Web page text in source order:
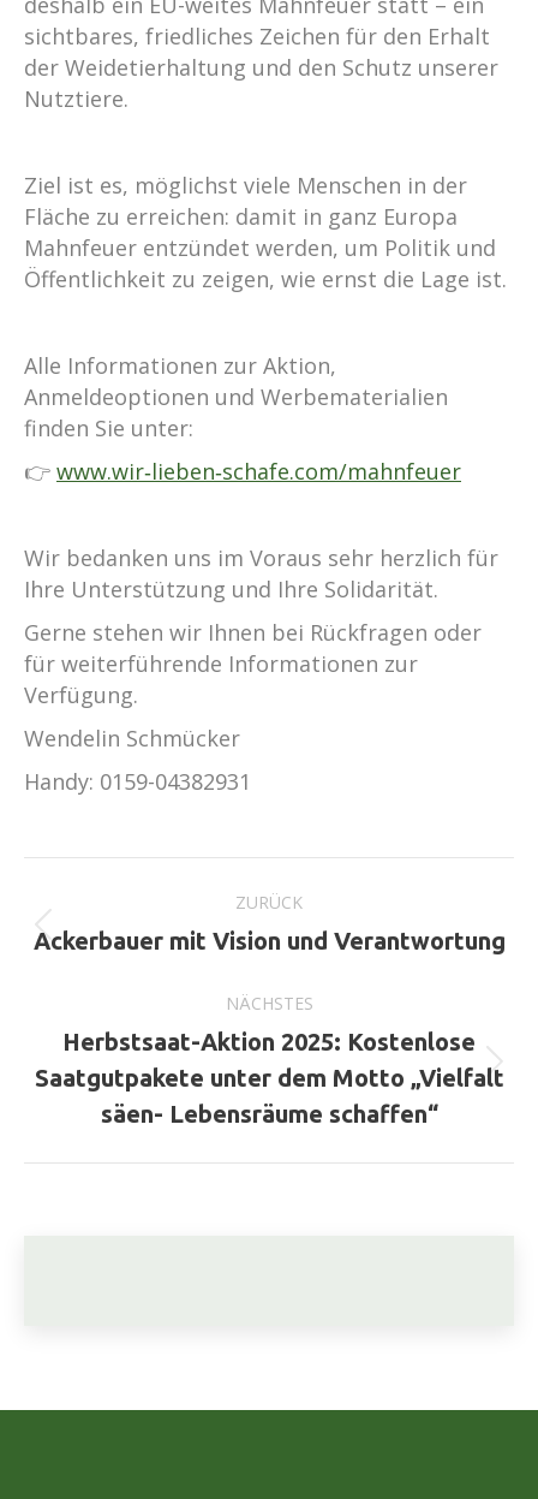
sichtbares, friedliches Zeichen für den Erhalt
der Weidetierhaltung und den Schutz unserer
Nutztiere.
Ziel ist es, möglichst viele Menschen in der
Fläche zu erreichen: damit in ganz Europa
Mahnfeuer entzündet werden, um Politik und
Öffentlichkeit zu zeigen, wie ernst die Lage ist.
Alle Informationen zur Aktion,
Anmeldeoptionen und Werbematerialien
finden Sie unter:
👉 www.wir‑lieben‑schafe.com/mahnfeuer
Wir bedanken uns im Voraus sehr herzlich für
Ihre Unterstützung und Ihre Solidarität.
Gerne stehen wir Ihnen bei Rückfragen oder
für weiterführende Informationen zur
Verfügung.
Wendelin Schmücker
Handy: 0159-04382931
ZURÜCK
Vorheriger
Ackerbauer mit Vision und Verantwortung
NÄCHSTES
Nächster
Beitrag:
Herbstsaat-Aktion 2025: Kostenlose
Saatgutpakete unter dem Motto „Vielfalt
säen- Lebensräume schaffen“